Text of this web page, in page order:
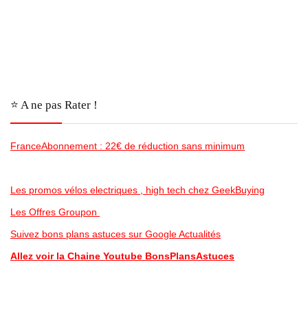
⭐️ A ne pas Rater !
FranceAbonnement : 22€ de réduction sans minimum
Les promos vélos electriques , high tech chez GeekBuying
Les Offres Groupon
Suivez bons plans astuces sur Google Actualités
Allez voir la Chaine Youtube BonsPlansAstuces